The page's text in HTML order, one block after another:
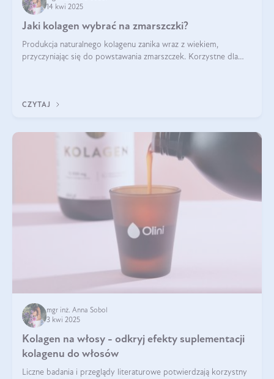
14 kwi 2025
Jaki kolagen wybrać na zmarszczki?
Produkcja naturalnego kolagenu zanika wraz z wiekiem,
przyczyniając się do powstawania zmarszczek. Korzystne dla
CZYTAJ
mgr inż. Anna Sobol
3 kwi 2025
Kolagen na włosy - odkryj efekty suplementacji
kolagenu do włosów
Liczne badania i przeglądy literaturowe potwierdzają korzystny